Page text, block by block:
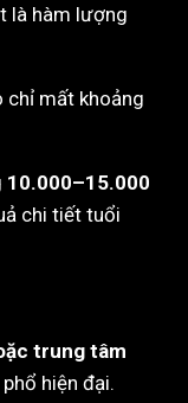
là hàm lượng
chỉ mất khoảng
10.000–15.000
chi tiết tuổi
trung tâm
hiện đại.